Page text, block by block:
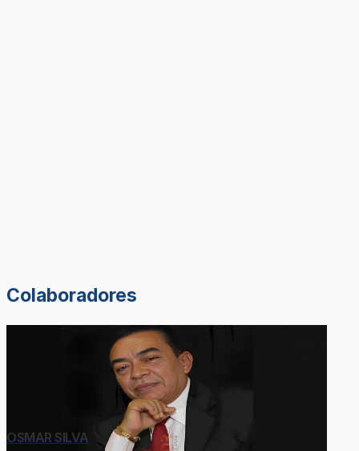
Colaboradores
OSMAR SILVA